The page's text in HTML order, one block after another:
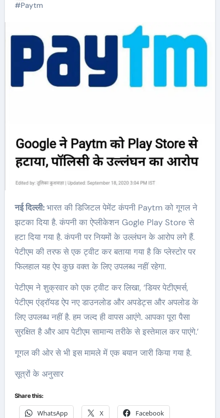
#Paytm
नई दिल्ली:भारत की डिजिटल पेमेंट कंपनी Paytm को गूगल ने
झटका दिया है. कंपनी का ऐप्लीकेशन Gogle Play Store से
हटा दिया गया है. कंपनी पर नियमों के उल्लंघन के आरोप लगे हैं.
पेटीएम की तरफ से एक ट्वीट कर बताया गया है कि प्लेस्टोर पर
फिलहाल यह ऐप कुछ वक्त के लिए उपलब्ध नहीं रहेगा.
पेटीएम ने शुक्रवार को एक ट्वीट कर लिखा, ‘डियर पेटीएमर्स,
पेटीएम एंड्रॉयड ऐप नए डाउनलोड और अपडेट्स और अपलोड के
लिए उपलब्ध नहीं है. हम जल्द ही वापस आएंगे. आपका पूरा पैसा
सुरक्षित है और आप पेटीएम सामान्य तरीके से इस्तेमाल कर पाएंगे.’
गूगल की ओर से भी इस मामले में एक बयान जारी किया गया है.
सूत्रों के अनुसार
Share this:
WhatsApp X Facebook